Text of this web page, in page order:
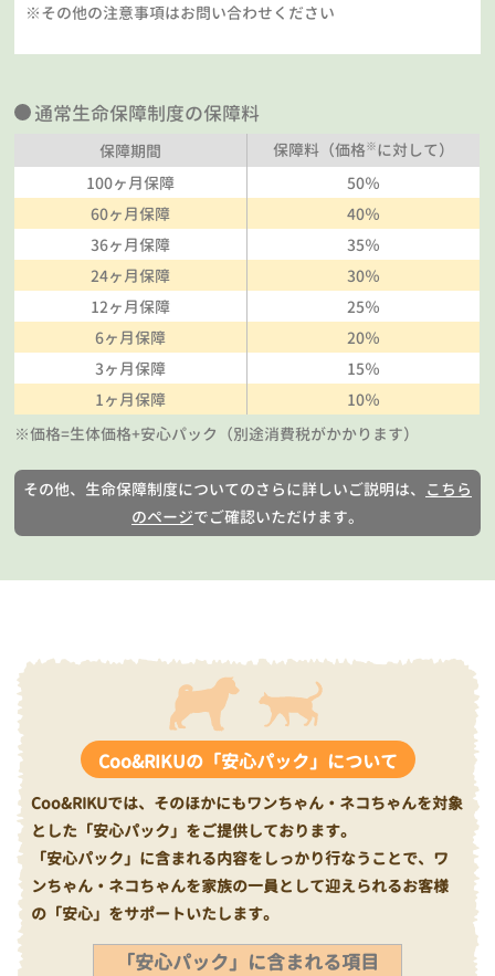
※その他の注意事項はお問い合わせください
通常生命保障制度の保障料
保障期間 保障料（価格※に対して）
100ヶ月保障
50％
60ヶ月保障
40％
36ヶ月保障
35％
24ヶ月保障
30％
12ヶ月保障
25％
6ヶ月保障
20％
3ヶ月保障
15％
1ヶ月保障
10％
※価格=生体価格+安心パック（別途消費税がかかります）
その他、生命保障制度についてのさらに詳しいご説明は、
こちら
のページでご確認いただけます。
Coo&RIKUの「安心パック」について
Coo&RIKUでは、そのほかにもワンちゃん・ネコちゃんを対象
とした「安心パック」をご提供しております。
「安心パック」に含まれる内容をしっかり行なうことで、ワ
ンちゃん・ネコちゃんを家族の一員として迎えられるお客様
の「安心」をサポートいたします。
「安心パック」に含まれる項目